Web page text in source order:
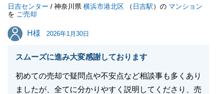
お取引自体はこれで一区切りとなりますが、今後も不
動産に関するご相談（税金のことや、ご親族・ご友人
の不動産探しなど）がございましたら、いつでもお気
末筆ではございますが、K様の今後のご健勝とご多幸
を、心よりお祈り申し上げます。
本当にありがとうございました。
日吉センター / 神奈川県 横浜市港北区 （ 日吉駅）の マンション
を ご売却
H様
H様 2026年1月30日
スムーズに進み大変感謝しております
初めての売却で疑問点や不安点など相談事も多くあり
ましたが、全てに分かりやすく説明してくださり、売